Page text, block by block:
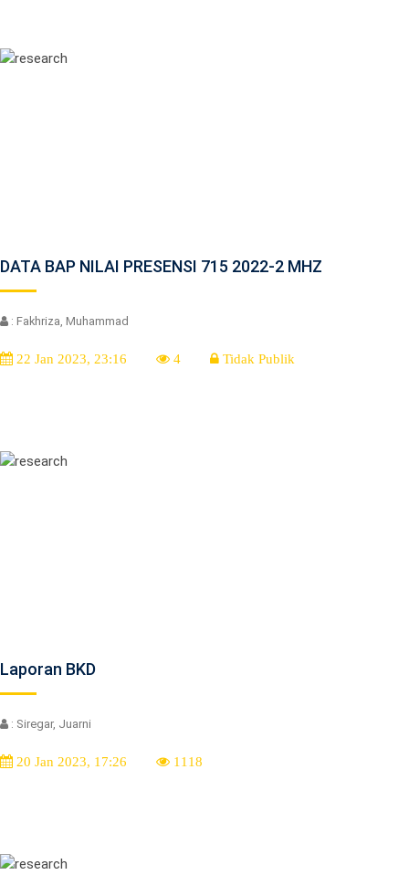
DATA BAP NILAI PRESENSI 715 2022-2 MHZ
: Fakhriza, Muhammad
22 Jan 2023, 23:16 4 Tidak Publik
Laporan BKD
: Siregar, Juarni
20 Jan 2023, 17:26 1118